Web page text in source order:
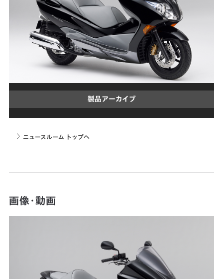
製品アーカイブ
ニュースルーム トップへ
画像・動画